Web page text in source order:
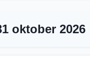
oktober 2026